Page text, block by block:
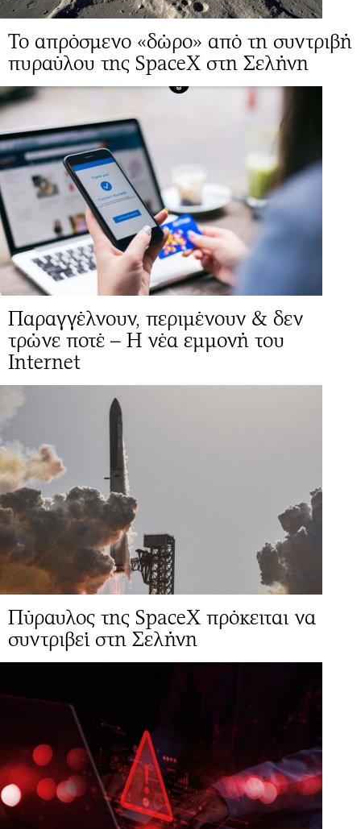
Το απρόσμενο «δώρο» από τη συντριβή
πυραύλου της SpaceX στη Σελήνη
Παραγγέλνουν, περιμένουν & δεν
τρώνε ποτέ – Η νέα εμμονή του
Internet
Πύραυλος της SpaceX πρόκειται να
συντριβεί στη Σελήνη